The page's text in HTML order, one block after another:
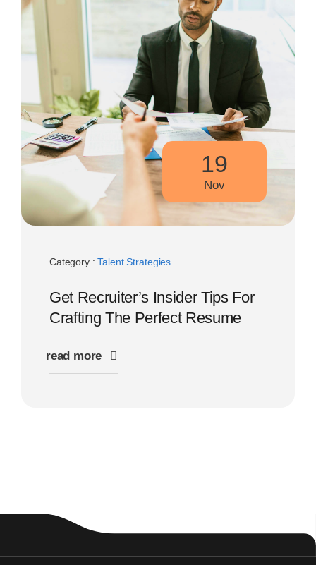
19
Nov
Category :Talent Strategies
Get Recruiter’s Insider Tips For
Crafting The Perfect Resume
read more